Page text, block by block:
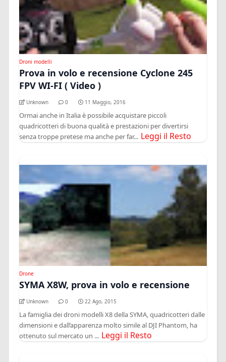
Droni modelli
Prova in volo e recensione Cyclone 245
FPV WI-FI ( Video )
Unknown 0 11 Maggio, 2016
Ormai anche in Italia è possibile acquistare piccoli
quadricotteri di buona qualità e prestazioni per divertirsi
senza troppe pretese ma anche per far... Leggi il Resto
Drone
SYMA X8W, prova in volo e recensione
Unknown 0 22 Ago, 2015
La famiglia dei droni modelli X8 della SYMA, quadricotteri dalle
dimensioni e dall’apparenza molto simile al DJI Phantom, ha
ottenuto sul mercato un ... Leggi il Resto